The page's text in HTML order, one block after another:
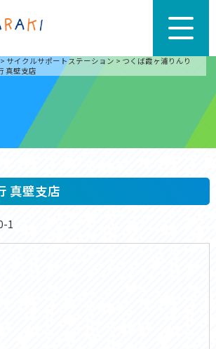
> サイクルサポートステーション > つくば霞ヶ浦りんり
真壁支店
真壁支店
1